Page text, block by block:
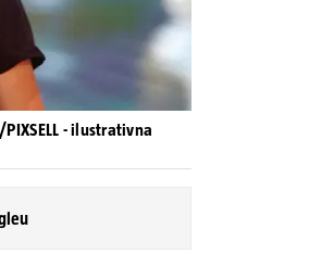
- ilustrativna